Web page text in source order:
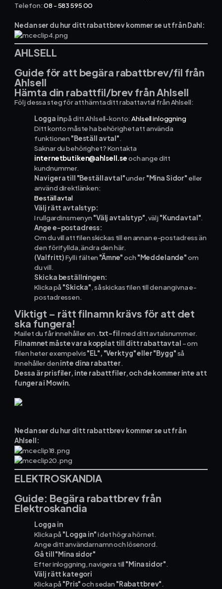
Mån - Fre 8:00 - 16:00
Ladda ner vår app
Telefon:08 - 583 595 00
Nedan ser du hur ditt rabattbrev kommer se ut från Dahl:
AHLSELL
Guide för att begära rabattbrev/fil från
Ahlsell
Hämta din rabattfil/brev från Ahlsell
Följ dessa steg för att hämta ditt rabattavtal från Ahlsell:
Logga inpå ditt Ahlsell-konto:Ahlsell inloggning
Ditt konto måste ha behörighet att använda
funktionen "Beställ avtal".
Saknar du behörighet? Kontakta
internetbutiken@ahlsell.seoch ange ditt
kundnummer.
Navigera till "Beställ avtal"under"Mina Sidor" eller
använd direktlänken:
Beställ avtal
Välj rätt avtalstyp:
I rullgardinsmenyn "Välj avtalstyp", välj "Kundavtal".
Ange e-postadress:
Om du vill att filen skickas till en annan e-postadress än
den förifyllda, ändra den här.
(Valfritt)Fyll i fälten "Ämne"och "Meddelande"om
du vill.
Skicka beställningen:
Klicka på "Skicka", så skickas filen till den angivna e-
postadressen.
Viktigt – rätt filnamn krävs för att det
ska fungera!
Mailet du får innehåller en .txt-fil med ditt avtalsnummer.
Filnamnet måste vara kopplat till ditt rabattavtal – om
filen heter exempelvis"EL", "Verktyg" eller "Bygg"så
innehåller deninte dina rabatter.
Dessa är prisfiler, inte rabattfiler, och de kommer inte att
fungera i Mowin.
Nedan ser du hur ditt rabattbrev kommer se ut från
Ahlsell:
ELEKTROSKANDIA
Guide: Begära rabattbrev från
Elektroskandia
Logga in
Klicka på "Logga in"i det högra hörnet.
Ange ditt användarnamn och lösenord.
Gå till "Mina sidor"
Efter inloggning, navigera till "Mina sidor".
Välj rätt kategori
Klicka på "Pris"och sedan "Rabattbrev".